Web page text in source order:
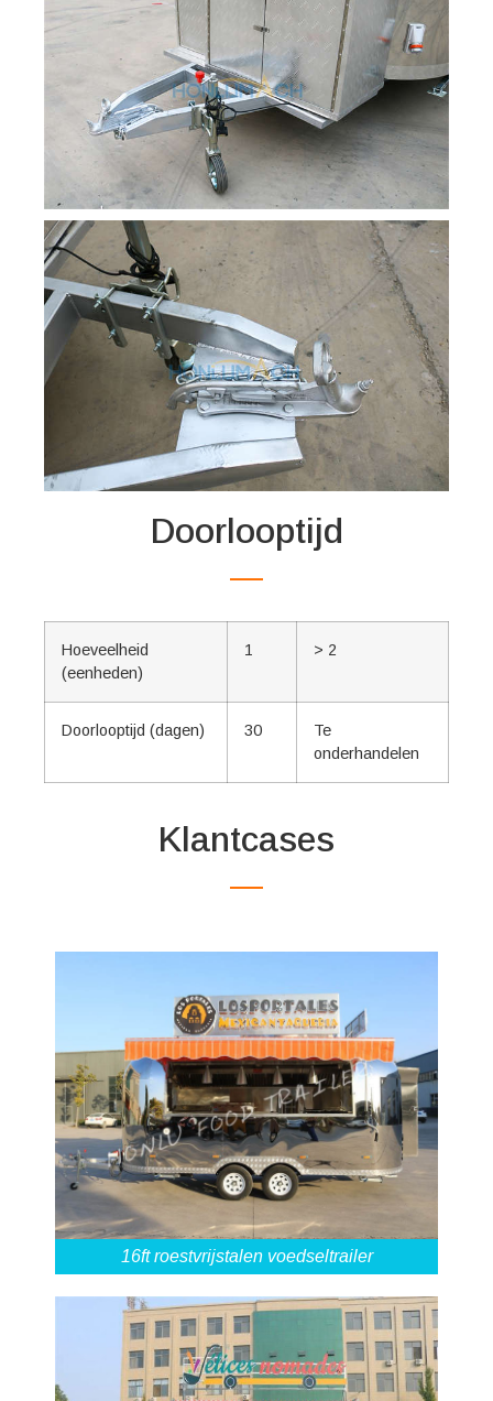
Doorlooptijd
Hoeveelheid
(eenheden)
1 > 2
Doorlooptijd (dagen) 30
Te
onderhandelen
Klantcases
16ft roestvrijstalen voedseltrailer